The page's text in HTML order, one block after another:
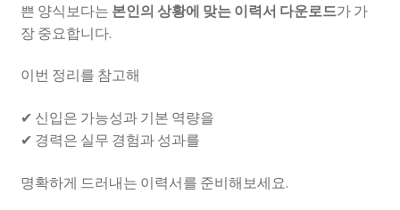
쁜 양식보다는 본인의 상황에 맞는 이력서 다운로드가 가
장 중요합니다.
이번 정리를 참고해
✔ 신입은 가능성과 기본 역량을
✔ 경력은 실무 경험과 성과를
명확하게 드러내는 이력서를 준비해보세요.